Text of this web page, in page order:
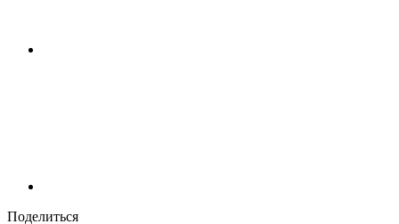
Поделиться